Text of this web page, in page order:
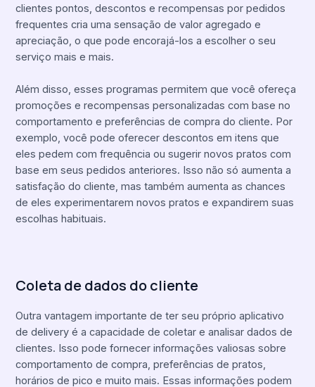
clientes pontos, descontos e recompensas por pedidos
frequentes cria uma sensação de valor agregado e
apreciação, o que pode encorajá-los a escolher o seu
serviço mais e mais.
Além disso, esses programas permitem que você ofereça
promoções e recompensas personalizadas com base no
comportamento e preferências de compra do cliente. Por
exemplo, você pode oferecer descontos em itens que
eles pedem com frequência ou sugerir novos pratos com
base em seus pedidos anteriores. Isso não só aumenta a
satisfação do cliente, mas também aumenta as chances
de eles experimentarem novos pratos e expandirem suas
escolhas habituais.
Coleta de dados do cliente
Outra vantagem importante de ter seu próprio aplicativo
de delivery é a capacidade de coletar e analisar dados de
clientes. Isso pode fornecer informações valiosas sobre
comportamento de compra, preferências de pratos,
horários de pico e muito mais. Essas informações podem